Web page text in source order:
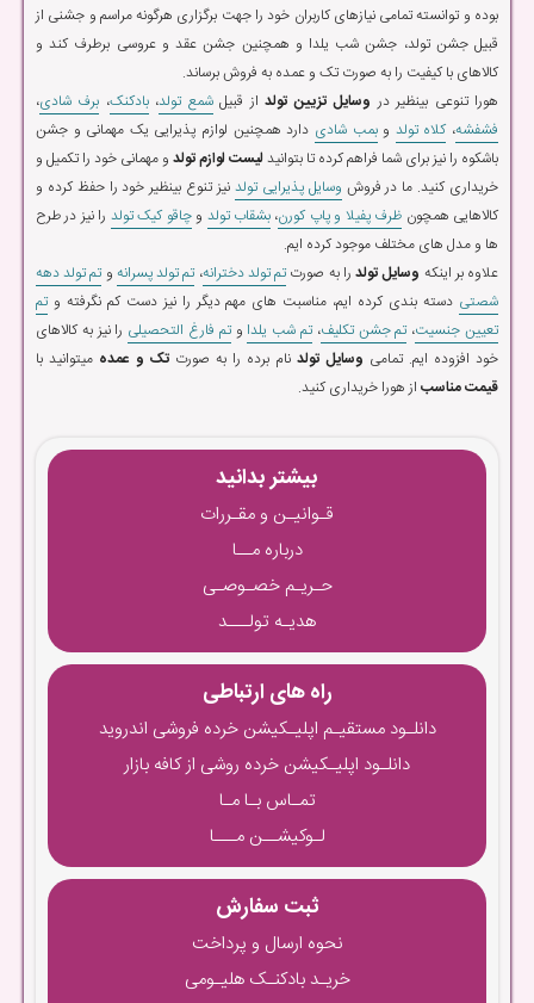
بوده و توانسته تمامی نیازهای کاربران خود را جهت برگزاری هرگونه مراسم و جشنی از
قبیل جشن تولد، جشن شب یلدا و همچنین جشن عقد و عروسی برطرف کند و
کالاهای با کیفیت را به صورت تک و عمده به فروش برساند.
هورا تنوعی بینظیر در وسایل تزیین تولداز قبیلشمع تولد،بادکنک، برف شادی،
فشفشه،کلاه تولد وبمب شادی دارد همچنین لوازم پذیرایی یک مهمانی و جشن
باشکوه را نیز برای شما فراهم کرده تا بتوانیدلیست لوازم تولد و مهمانی خود را تکمیل و
خریداری کنید. ما در فروش وسایل پذیرایی تولد نیز تنوع بینظیر خود را حفظ کرده و
کالاهایی همچون ظرف پفیلا و پاپ کورن،بشقاب تولد وچاقو کیک تولد را نیز در طرح
ها و مدل های مختلف موجود کرده ایم.
علاوه بر اینکه وسایل تولدرا به صورتتم تولد دخترانه،تم تولد پسرانه وتم تولد دهه
شصتی دسته بندی کرده ایم، مناسبت های مهم دیگر را نیز دست کم نگرفته وتم
تعیین جنسیت،تم جشن تکلیف،تم شب یلدا وتم فارغ التحصیلی را نیز به کالاهای
خود افزوده ایم. تمامی وسایل تولد نام برده را به صورت تک و عمده میتوانید با
قیمت مناسب از هورا خریداری کنید.
بیشتر بدانید
قـوانیـن و مقـررات
درباره مــا
حـریـم خصـوصـی
هدیـه تولـــد
راه های ارتباطی
دانلـود مستقیـم اپلیـکیشن خرده فروشی اندروید
دانلـود اپلیـکیشن خرده روشی از کافه بازار
تمـاس بـا مـا
لـوکیشــن مـــا
ثبت سفارش
نحوه ارسال و پرداخت
خریـد بادکنـک هلیـومی